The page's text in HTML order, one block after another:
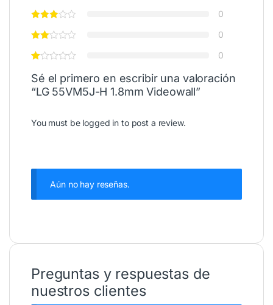
0
0
0
Sé el primero en escribir una valoración
“LG 55VM5J-H 1.8mm Videowall”
You must be logged in to post a review.
Aún no hay reseñas.
Preguntas y respuestas de
nuestros clientes